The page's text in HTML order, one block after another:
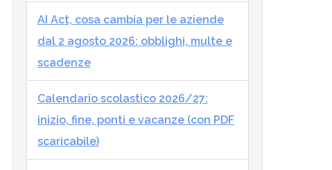
AI Act, cosa cambia per le aziende
dal 2 agosto 2026: obblighi, multe e
scadenze
Calendario scolastico 2026/27:
inizio, fine, ponti e vacanze (con PDF
scaricabile)